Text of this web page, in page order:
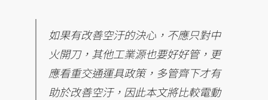
如果有改善空汙的決心，不應只對中
火開刀，其他工業源也要好好管，更
應看重交通運具政策，多管齊下才有
助於改善空汙，因此本文將比較電動